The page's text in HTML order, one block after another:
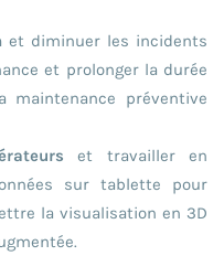
et diminuer les incidents
et prolonger la durée
préventive
et travailler en
sur tablette pour
la visualisation en 3D